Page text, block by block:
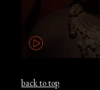
back to top